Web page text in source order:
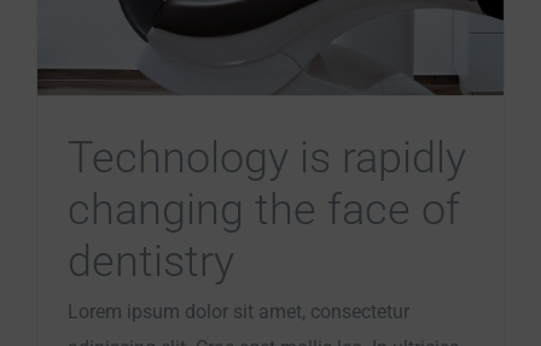
Technology is rapidly
changing the face of
dentistry
Lorem ipsum dolor sit amet, consectetur